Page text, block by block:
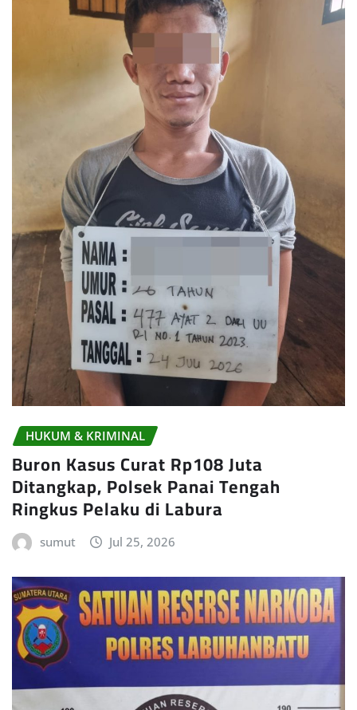
HUKUM & KRIMINAL
Buron Kasus Curat Rp108 Juta
Ditangkap, Polsek Panai Tengah
Ringkus Pelaku di Labura
sumut Jul 25, 2026